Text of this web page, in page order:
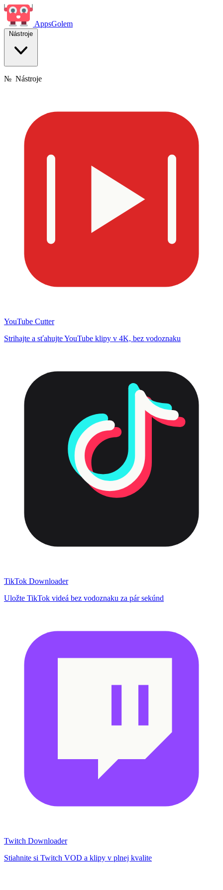
AppsGolem
Nástroje
№ Nástroje
YouTube Cutter
Strihajte a sťahujte YouTube klipy v 4K, bez vodoznaku
TikTok Downloader
Uložte TikTok videá bez vodoznaku za pár sekúnd
Twitch Downloader
Stiahnite si Twitch VOD a klipy v plnej kvalite